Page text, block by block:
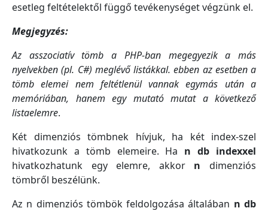
esetleg feltételektől függő tevékenységet végzünk el.
Megjegyzés:
Az asszociatív tömb a PHP-ban megegyezik a más
nyelvekben (pl. C#) meglévő listákkal. ebben az esetben a
tömb elemei nem feltétlenül vannak egymás után a
memóriában, hanem egy mutató mutat a következő
listaelemre.
Két dimenziós tömbnek hívjuk, ha két index-szel
hivatkozunk a tömb elemeire. Ha n db indexxel
hivatkozhatunk egy elemre, akkor n dimenziós
tömbről beszélünk.
Az n dimenziós tömbök feldolgozása általában n db